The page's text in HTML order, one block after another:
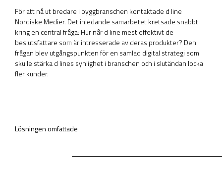
För att nå ut bredare i byggbranschen kontaktade d line
Nordiske Medier. Det inledande samarbetet kretsade snabbt
kring en central fråga: Hur når d line mest effektivt de
beslutsfattare som är intresserade av deras produkter? Den
frågan blev utgångspunkten för en samlad digital strategi som
skulle stärka d lines synlighet i branschen och i slutändan locka
fler kunder.
Lösningen omfattade